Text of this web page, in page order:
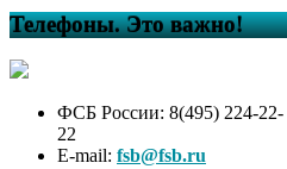
Телефоны. Это важно!
ФСБ России: 8(495) 224-22-
22
E-mail: fsb@fsb.ru